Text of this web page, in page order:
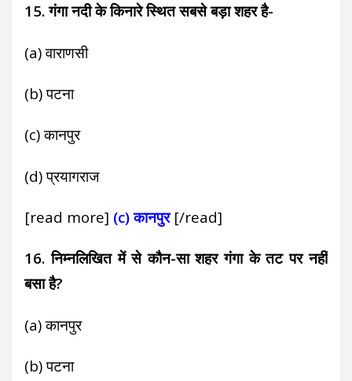
15. गंगा नदी के किनारे स्थित सबसे बड़ा शहर है-
(a) वाराणसी
(b) पटना
(c) कानपुर
(d) प्रयागराज
[read more] (c) कानपुर[/read]
16. निम्नलिखित में से कौन-सा शहर गंगा के तट पर नहीं
बसा है?
(a) कानपुर
(b) पटना